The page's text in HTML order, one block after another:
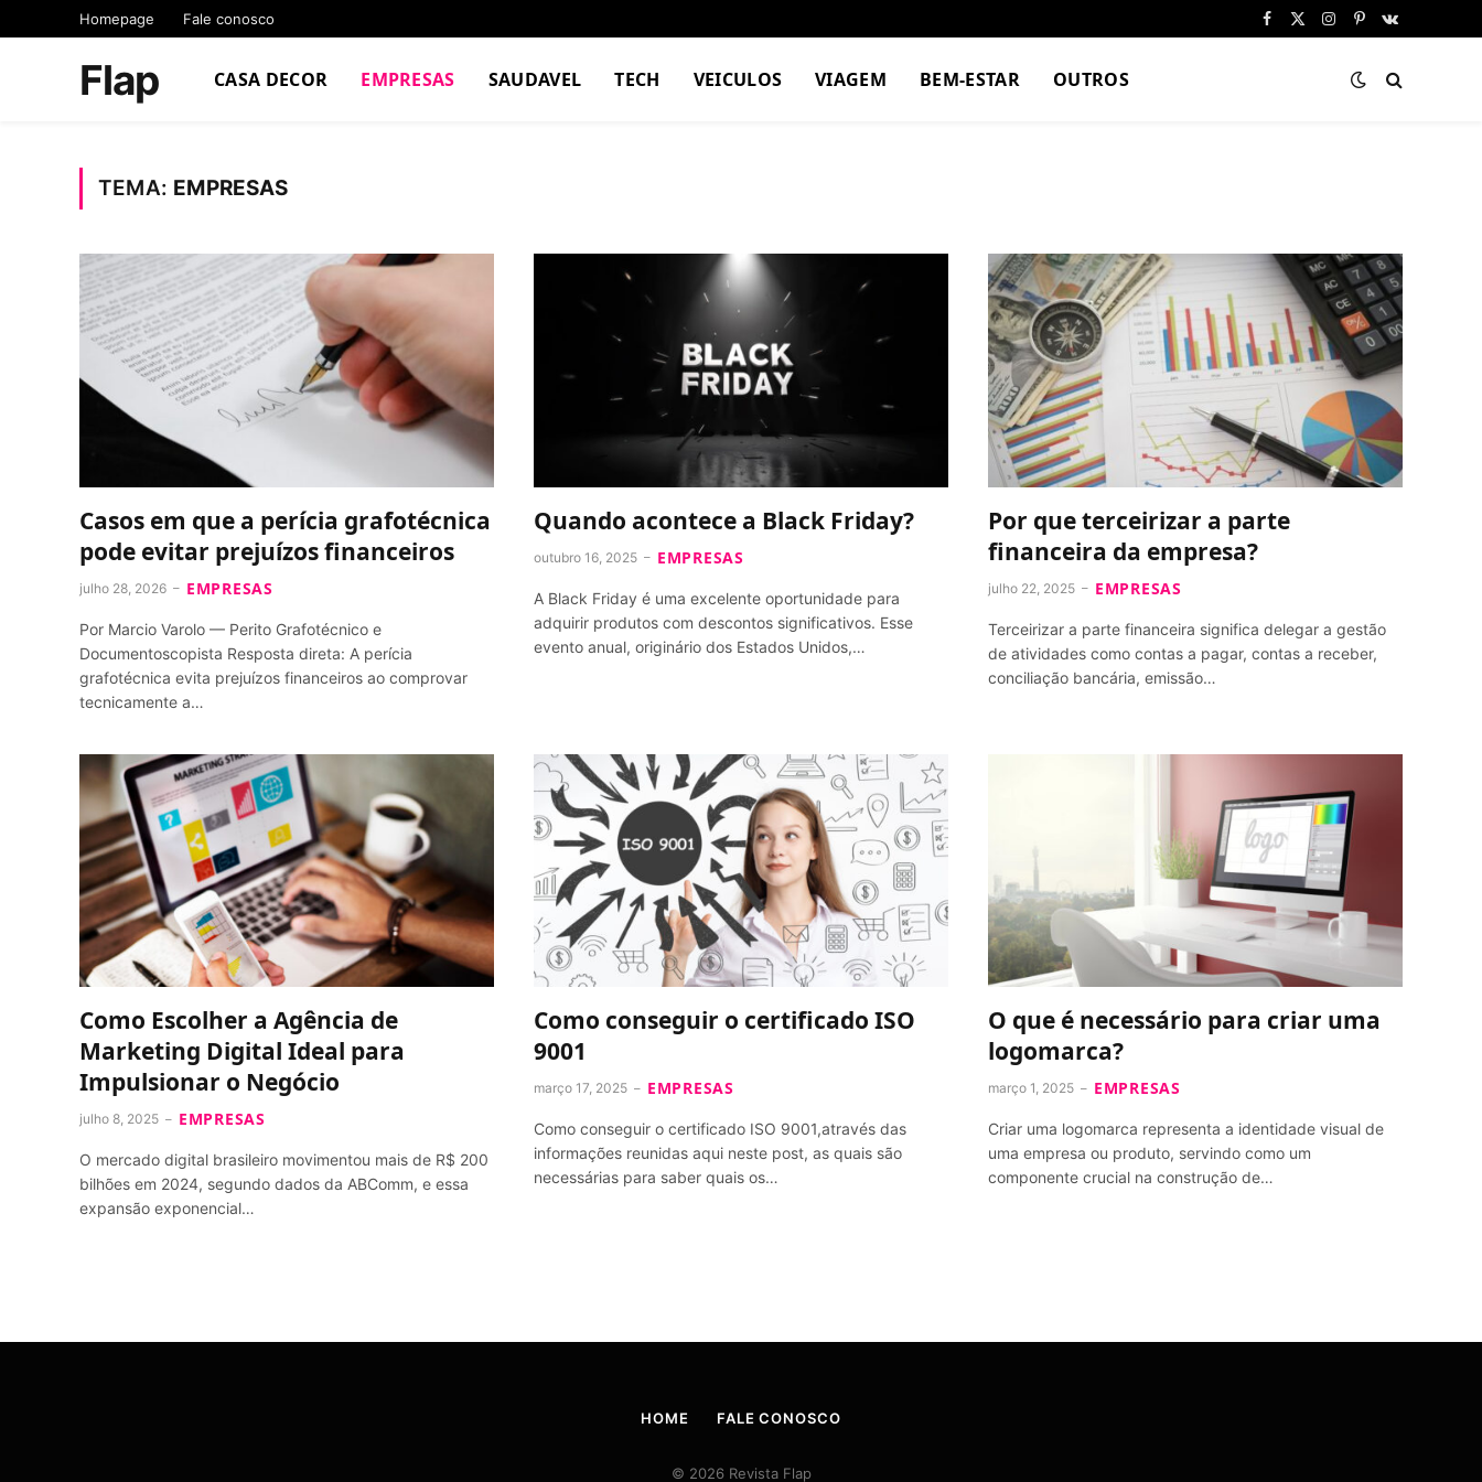
Homepage Fale conosco
Facebook
X
Instagram
PinterestVKontakte
Flap CASA DECOR EMPRESAS SAUDAVEL TECH VEICULOS VIAGEM BEM-ESTAR OUTROS
TEMA: EMPRESAS
Casos em que a perícia grafotécnica
pode evitar prejuízos financeiros
julho 28, 2026 EMPRESAS
Por Marcio Varolo — Perito Grafotécnico e
Documentoscopista Resposta direta: A perícia
grafotécnica evita prejuízos financeiros ao comprovar
tecnicamente a…
Quando acontece a Black Friday?
outubro 16, 2025 EMPRESAS
A Black Friday é uma excelente oportunidade para
adquirir produtos com descontos significativos. Esse
evento anual, originário dos Estados Unidos,…
Por que terceirizar a parte
financeira da empresa?
julho 22, 2025 EMPRESAS
Terceirizar a parte financeira significa delegar a gestão
de atividades como contas a pagar, contas a receber,
conciliação bancária, emissão…
Como Escolher a Agência de
Marketing Digital Ideal para
Impulsionar o Negócio
julho 8, 2025 EMPRESAS
O mercado digital brasileiro movimentou mais de R$ 200
bilhões em 2024, segundo dados da ABComm, e essa
expansão exponencial…
Como conseguir o certificado ISO
9001
março 17, 2025 EMPRESAS
Como conseguir o certificado ISO 9001,através das
informações reunidas aqui neste post, as quais são
necessárias para saber quais os…
O que é necessário para criar uma
logomarca?
março 1, 2025 EMPRESAS
Criar uma logomarca representa a identidade visual de
uma empresa ou produto, servindo como um
componente crucial na construção de…
HOME FALE CONOSCO
© 2026 Revista Flap